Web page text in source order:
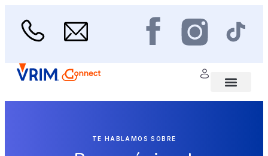
contenido
Menu
TE HABLAMOS SOBRE